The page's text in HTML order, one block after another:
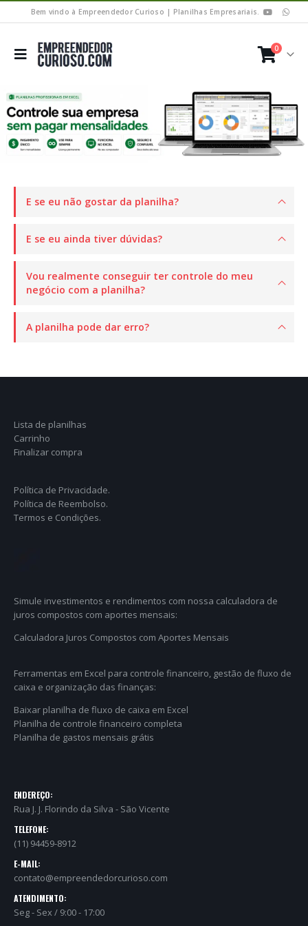
Bem vindo à Empreendedor Curioso | Planilhas Empresariais.
0
E se eu não gostar da planilha?
E se eu ainda tiver dúvidas?
Vou realmente conseguir ter controle do meu
negócio com a planilha?
A planilha pode dar erro?
Lista de planilhas
Carrinho
Finalizar compra
Política de Privacidade.
Política de Reembolso.
Termos e Condições.
Simule investimentos e rendimentos com nossa calculadora de
juros compostos com aportes mensais:
Calculadora Juros Compostos com Aportes Mensais
Ferramentas em Excel para controle financeiro, gestão de fluxo de
caixa e organização das finanças:
Baixar planilha de fluxo de caixa em Excel
Planilha de controle financeiro completa
Planilha de gastos mensais grátis
ENDEREÇO:
Rua J. J. Florindo da Silva - São Vicente
TELEFONE:
(11) 94459-8912
E-MAIL:
contato@empreendedorcurioso.com
ATENDIMENTO:
Seg - Sex / 9:00 - 17:00